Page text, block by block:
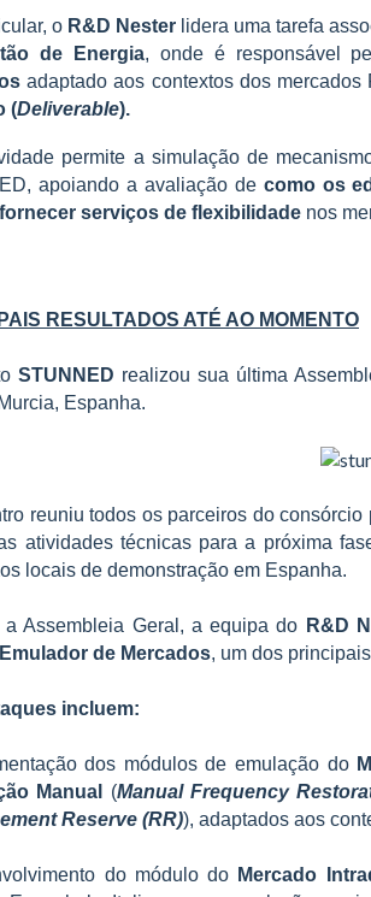
o R&D Nester lidera uma tarefa
de Energia, onde é responsável
adaptado aos contextos dos
(Deliverable).
permite a simulação de
apoiando a avaliação de como os
serviços de flexibilidade nos
RESULTADOS ATÉ AO MOMENTO
STUNNED realizou sua última
Espanha.
reuniu todos os parceiros do
atividades técnicas para a próxima
locais de demonstração em Espanha.
a Assembleia Geral, a equipa do R&D
Emulador de Mercados, um dos
incluem:
dos módulos de emulação do
Manual
(Manual Frequency
Reserve (RR)), adaptados aos
do módulo do Mercado